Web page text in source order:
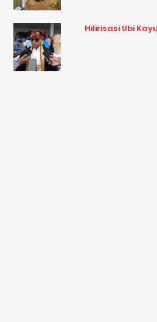
Hilirisasi Ubi